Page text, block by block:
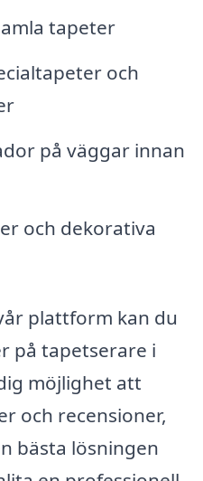
tapeter
och
på väggar innan
och dekorativa
plattform kan du
på tapetserare i
möjlighet att
och recensioner,
bästa lösningen